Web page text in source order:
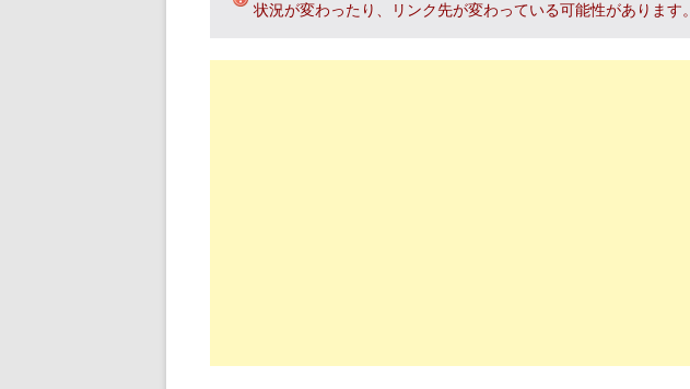
状況が変わったり、リンク先が変わっている可能性があります。